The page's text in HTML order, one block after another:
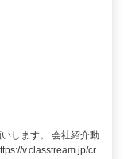
します。 会社紹介動
v.classtream.jp/cr